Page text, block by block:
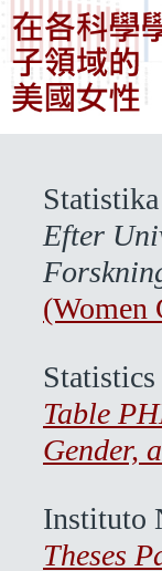
Efter
(Women
Table
Gender,
Instituto
Theses